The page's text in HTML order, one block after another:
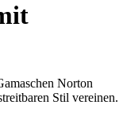
Norton
Stil vereinen.